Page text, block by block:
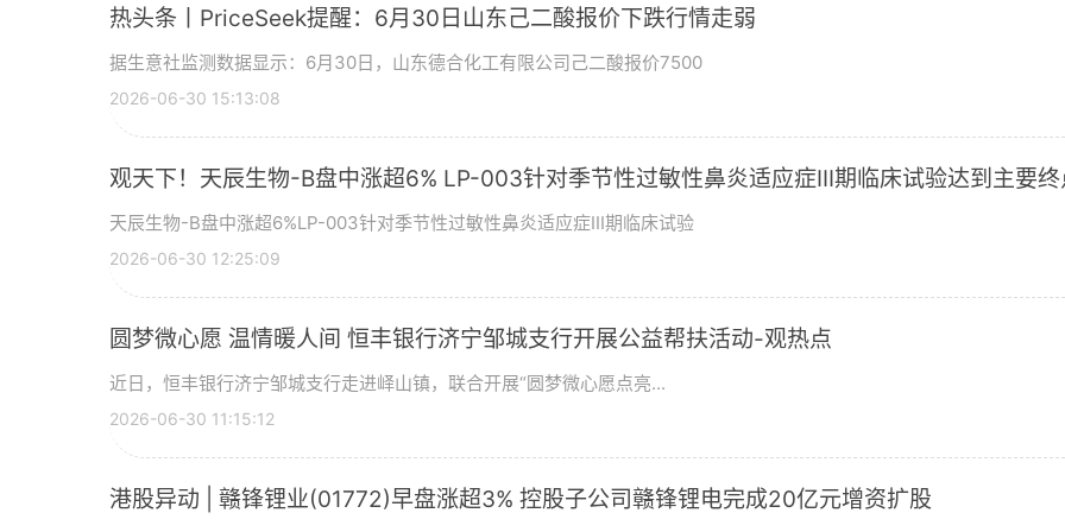
热头条丨PriceSeek提醒：6月30日山东己二酸报价下跌行情走弱
据生意社监测数据显示：6月30日，山东德合化工有限公司己二酸报价7500
2026-06-30 15:13:08
观天下！天辰生物-B盘中涨超6% LP-003针对季节性过敏性鼻炎适应症III期临床试验达到主要终
天辰生物-B盘中涨超6%LP-003针对季节性过敏性鼻炎适应症III期临床试验
2026-06-30 12:25:09
圆梦微心愿 温情暖人间 恒丰银行济宁邹城支行开展公益帮扶活动-观热点
近日，恒丰银行济宁邹城支行走进峄山镇，联合开展“圆梦微心愿点亮...
2026-06-30 11:15:12
港股异动 | 赣锋锂业(01772)早盘涨超3% 控股子公司赣锋锂电完成20亿元增资扩股